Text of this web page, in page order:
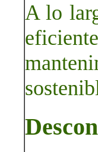
A lo